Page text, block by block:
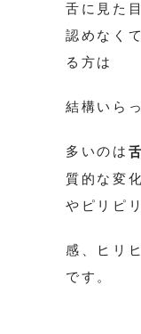
舌に見た
認めなく
る方は
結構いら
多いのは
質的な変
やピリピリ
感、ヒリ
です。